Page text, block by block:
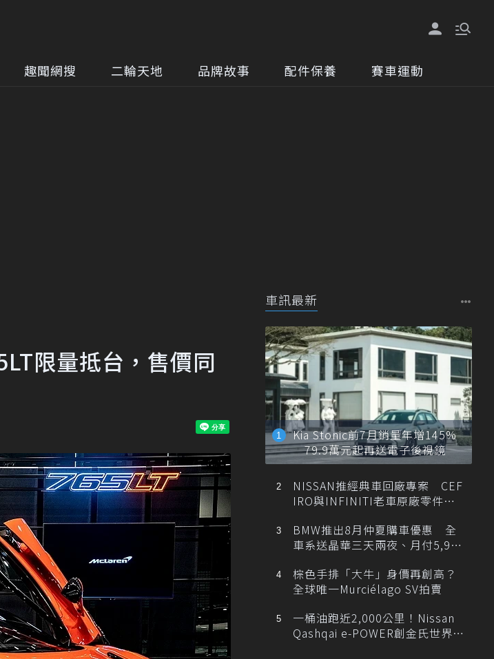
趣聞網搜 二輪天地 品牌故事 配件保養 賽車運動
限量抵台，售價同
車訊最新
Kia Stonic前7月銷量年增145%
79.9萬元起再送電子後視鏡
NISSAN推經典車回廠專案 CEF
IRO與INFINITI老車原廠零件最
BMW推出8月仲夏購車優惠 全
車系送晶華三天兩夜、月付5,900
棕色手排「大牛」身價再創高？
全球唯一Murciélago SV拍賣
一桶油跑近2,000公里！Nissan
Qashqai e-POWER創金氏世界紀